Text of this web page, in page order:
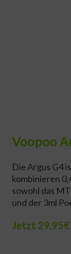
Voopoo
Die Argus G4
kombinieren
sowohl das
und der 3ml
Jetzt 29,95€